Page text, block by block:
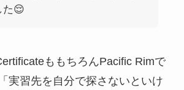
た😌
ももちろんPacific Rimで
実習先を自分で探さないといけ